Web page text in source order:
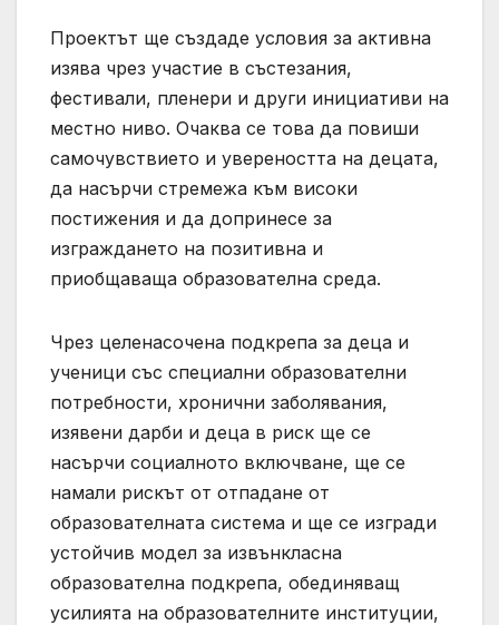
Проектът ще създаде условия за активна
изява чрез участие в състезания,
фестивали, пленери и други инициативи на
местно ниво. Очаква се това да повиши
самочувствието и увереността на децата,
да насърчи стремежа към високи
постижения и да допринесе за
изграждането на позитивна и
приобщаваща образователна среда.
Чрез целенасочена подкрепа за деца и
ученици със специални образователни
потребности, хронични заболявания,
изявени дарби и деца в риск ще се
насърчи социалното включване, ще се
намали рискът от отпадане от
образователната система и ще се изгради
устойчив модел за извънкласна
образователна подкрепа, обединяващ
усилията на образователните институции,